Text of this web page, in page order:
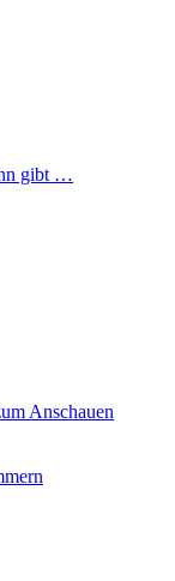
gibt …
Anschauen